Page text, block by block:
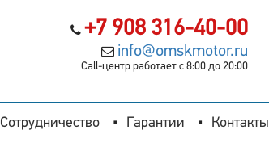
+7 908 316-40-00
info@omskmotor.ru
Call-центр работает с 8:00 до 20:00
Сотрудничество Гарантии Контакты